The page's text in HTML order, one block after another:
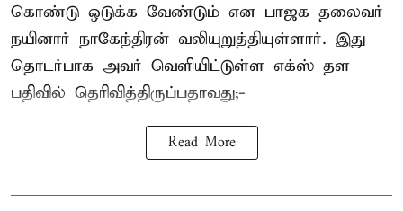
கொண்டு ஒடுக்க வேண்டும் என பாஜக தலைவர்
நயினார் நாகேந்திரன் வலியுறுத்தியுள்ளார். இது
தொடர்பாக அவர் வெளியிட்டுள்ள எக்ஸ் தள
பதிவில் தெரிவித்திருப்பதாவது;-
Read More